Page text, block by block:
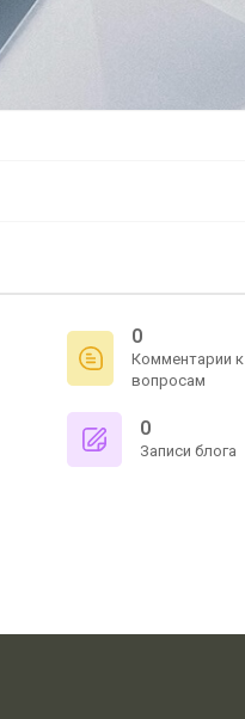
0
Комментарии к
вопросам
0
Записи блога